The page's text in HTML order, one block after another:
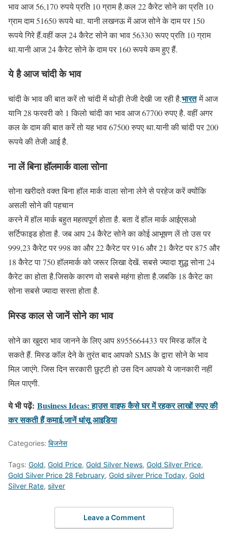
भाव आज 56,170 रुपये प्रति 10 ग्राम है.कल 22 कैरेट सोने का प्रति 10
ग्राम दाम 51650 रूपये था. यानी लखनऊ में आज सोने के दाम पर 150
रूपये गिरे हैं.वहीं कल 24 कैरेट सोने का भाव 56330 रूपए प्रति 10 ग्राम
था.यानी आज 24 कैरेट सोने के दाम पर 160 रूपये कम हुए हैं.
ये है आज चांदी के भाव
चांदी के भाव की बात करें तो चांदी में थोड़ी तेजी देखी जा रही है.भारत में आज
यानि 28 फरवरी को 1 किलो चांदी का भाव आज 67700 रुपए है. वहीं अगर
कल के दाम की बात करें तो यह भाव 67500 रुपए था.यानी की चांदी पर 200
रूपये की तेजी आई है.
ना लें बिना हॉलमार्क वाला सोना
सोना खरीदते वक्त बिना हॉल मार्क वाला सोना लेने से परहेज करें क्योंकि
असली सोने की पहचान
करने में हॉल मार्क बहुत महत्वपूर्ण होता है. बता दें हॉल मार्क आईएसओ
सर्टिफाइड होता है. जब आप 24 कैरेट सोने का कोई आभूषण लें तो उस पर
999,23 कैरेट पर 998 का और 22 कैरेट पर 916 और 21 कैरेट पर 875 और
18 कैरेट पा 750 हॉलमार्क को जरूर लिखा देखें. सबसे ज्यादा शुद्ध सोना 24
कैरेट का होता है.जिसके कारण वो सबसे महंगा होता है.जबकि 18 कैरेट का
सोना सबसे ज्यादा सस्ता होता है.
मिस्ड काल से जानें सोने का भाव
सोने का खुदरा भाव जानने के लिए आप 8955664433 पर मिस्ड कॉल दे
सकते हैं. मिस्ड कॉल देने के तुरंत बाद आपको SMS के द्वारा सोने के भाव
मिल जाएंगे. जिस दिन सरकारी छुट्टी हो उस दिन आपको ये जानकारी नहीं
मिल पाएगी.
ये भी पढ़ें: Business Ideas: हाउस वाइफ कैसे घर में रहकर लाखों रुपए की
कर सकती हैं कमाई,जानें धांसू आइडिया
Categories: बिजनेस
Tags: Gold, Gold Price, Gold Silver News, Gold Silver Price,
Gold Silver Price 28 February, Gold silver Price Today, Gold
Silver Rate, silver
Leave a Comment